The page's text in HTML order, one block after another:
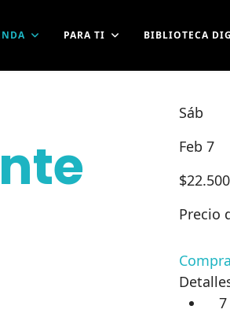
PARA TI BIBLIOTECA
Sáb
Feb 7
$22.500
Precio
7